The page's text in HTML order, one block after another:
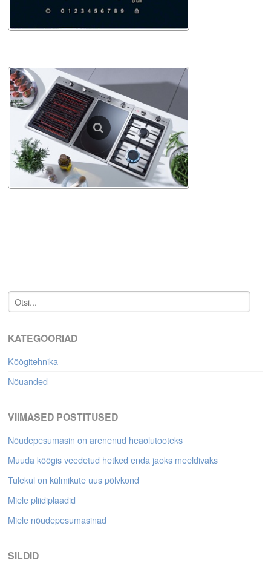
KATEGOORIAD
Köögitehnika
Nõuanded
VIIMASED POSTITUSED
Nõudepesumasin on arenenud heaolutooteks
Muuda köögis veedetud hetked enda jaoks meeldivaks
Tulekul on külmikute uus põlvkond
Miele pliidiplaadid
Miele nõudepesumasinad
SILDID